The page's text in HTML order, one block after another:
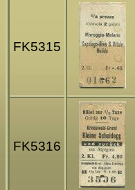
FK5315
FK5316